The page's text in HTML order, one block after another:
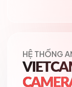
HỆ THỐNG